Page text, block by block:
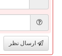
ارسال نظر